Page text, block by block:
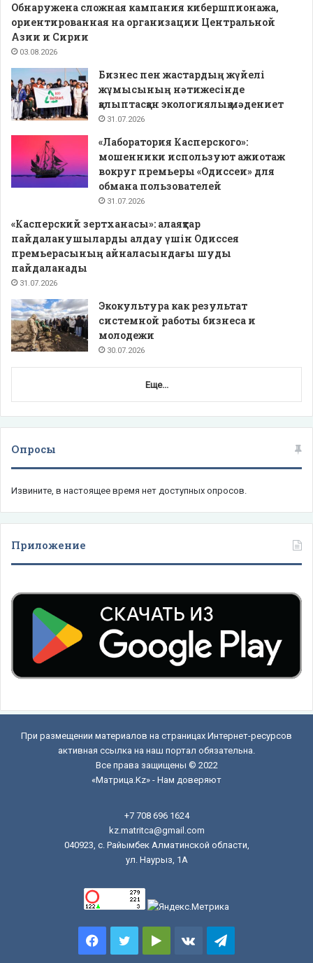
Обнаружена сложная кампания кибершпионажа,
ориентированная на организации Центральной
Азии и Сирии
03.08.2026
Бизнес пен жастардың жүйелі
жұмысының нәтижесінде
қалыптасқан экологиялық мәдениет
31.07.2026
«Лаборатория Касперского»:
мошенники используют ажиотаж
вокруг премьеры «Одиссеи» для
обмана пользователей
31.07.2026
«Касперский зертханасы»: алаяқтар
пайдаланушыларды алдау үшін Одиссея
премьерасының айналасындағы шуды
пайдаланады
31.07.2026
Экокультура как результат
системной работы бизнеса и
молодежи
30.07.2026
Еще...
Опросы
Извините, в настоящее время нет доступных опросов.
Приложение
При размещении материалов на страницах Интернет-ресурсов
активная ссылка на наш портал обязательна.
Все права защищены © 2022
«Матрица.Kz» - Нам доверяют
+7 708 696 1624
kz.matritca@gmail.com
040923, с. Райымбек Алматинской области,
ул. Наурыз, 1А
FacebookTwitterGoogle vk.comTelegram